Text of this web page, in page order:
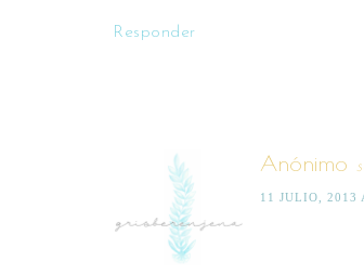
Responder
Anónimo
11 JULIO, 2013